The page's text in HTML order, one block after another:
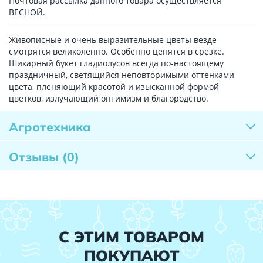
ВЕСНОЙ.
Живописные и очень выразительные цветы везде
смотрятся великолепно. Особенно ценятся в срезке.
Шикарный букет гладиолусов всегда по-настоящему
праздничный, светящийся неповторимыми оттенками
цвета, пленяющий красотой и изысканной формой
цветков, излучающий оптимизм и благородство.
Агротехника
Отзывы (0)
С ЭТИМ ТОВАРОМ
ПОКУПАЮТ